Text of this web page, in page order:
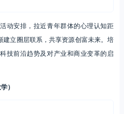
动安排，拉近青年群体的心理认知距
立圈层联系，共享资源创富未来。培
技前沿趋势及对产业和商业变革的启
）